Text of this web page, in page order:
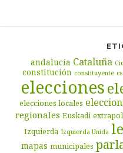
andalucía Cataluña
constitución constituyente cs
elecciones
elecciones locales
regionales Euskadi
Izquierda Izquierda Unida
mapas municipales